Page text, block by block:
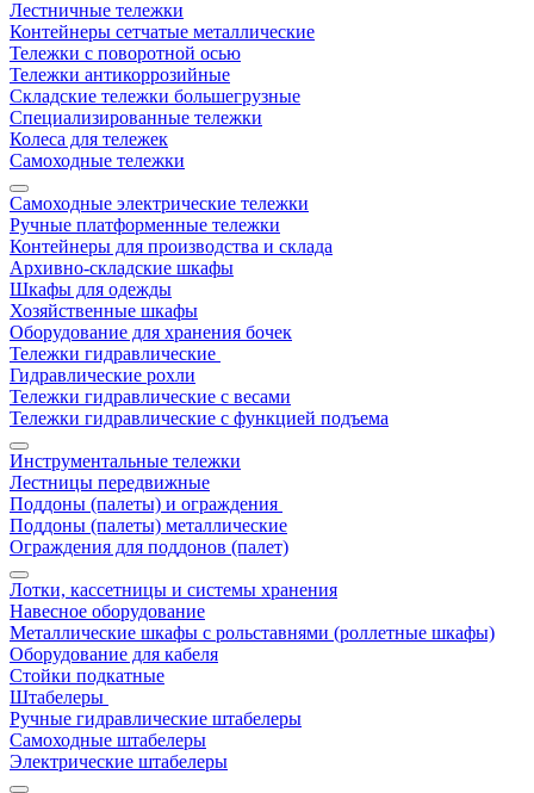
Лестничные тележки
Контейнеры сетчатые металлические
Тележки с поворотной осью
Тележки антикоррозийные
Складские тележки большегрузные
Специализированные тележки
Колеса для тележек
Самоходные тележки
Самоходные электрические тележки
Ручные платформенные тележки
Контейнеры для производства и склада
Архивно-складские шкафы
Шкафы для одежды
Хозяйственные шкафы
Оборудование для хранения бочек
Тележки гидравлические
Гидравлические рохли
Тележки гидравлические с весами
Тележки гидравлические с функцией подъема
Инструментальные тележки
Лестницы передвижные
Поддоны (палеты) и ограждения
Поддоны (палеты) металлические
Ограждения для поддонов (палет)
Лотки, кассетницы и системы хранения
Навесное оборудование
Металлические шкафы с рольставнями (роллетные шкафы)
Оборудование для кабеля
Стойки подкатные
Штабелеры
Ручные гидравлические штабелеры
Самоходные штабелеры
Электрические штабелеры